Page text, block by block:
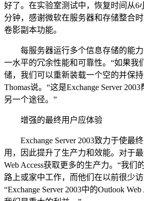
好了。在实验室测试中，恢复时间从6
分钟，感谢微软在服务器和存储整合
卷影副本功能。
每服务器运行多个信息存储的能力
一水平的冗余性能和可靠性。“如果我
储，我们可以重新装载一个空的并保
Thomas说。“这是Exchange Server
另一个途径。”
增强的最终用户应体验
Exchange Server 2003致力于使最
用，因此提升了生产力和效能。对于
Web Access获取更多的生产力。“我们
路上或家中工作，而他们在以前很少访
“Exchange Server 2003中的Outlook